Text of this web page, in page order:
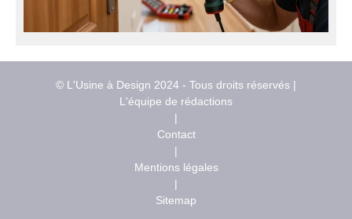
© L'Usine à Design 2024 - Tous droits réservés |
L'équipe de rédactions
|
Contact
|
Mentions légales
|
Sitemap